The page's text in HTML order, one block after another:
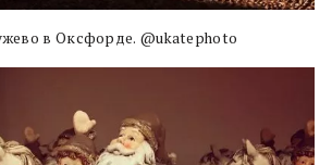
в Оксфорде. @ukatephoto